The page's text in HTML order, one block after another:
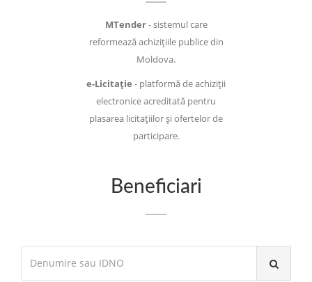
MTender- sistemul care
reformează achizițiile publice din
Moldova.
e-Licitație - platformă de achiziții
electronice acreditată pentru
plasarea licitațiilor și ofertelor de
participare.
Beneficiari